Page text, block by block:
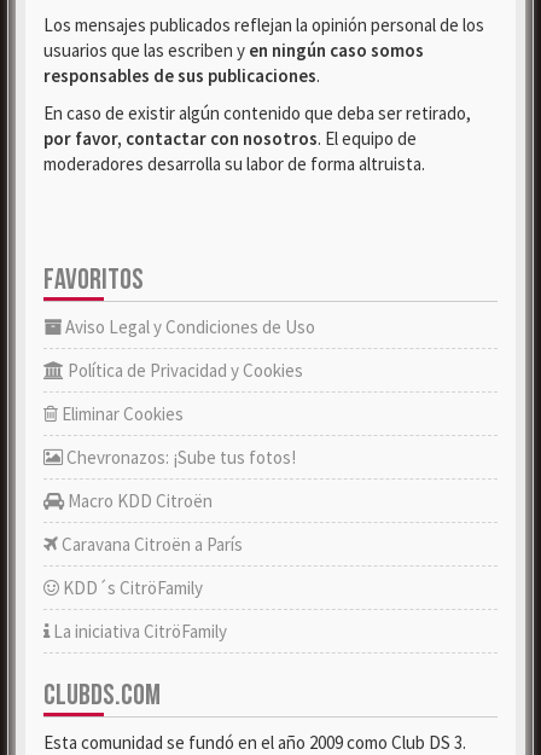
Los mensajes publicados reflejan la opinión personal de los
usuarios que las escriben y en ningún caso somos
responsables de sus publicaciones.
En caso de existir algún contenido que deba ser retirado,
por favor, contactar con nosotros. El equipo de
moderadores desarrolla su labor de forma altruista.
FAVORITOS
Aviso Legal y Condiciones de Uso
Política de Privacidad y Cookies
Eliminar Cookies
Chevronazos: ¡Sube tus fotos!
Macro KDD Citroën
Caravana Citroën a París
KDD´s CitröFamily
La iniciativa CitröFamily
CLUBDS.COM
Esta comunidad se fundó en el año 2009 como Club DS 3.